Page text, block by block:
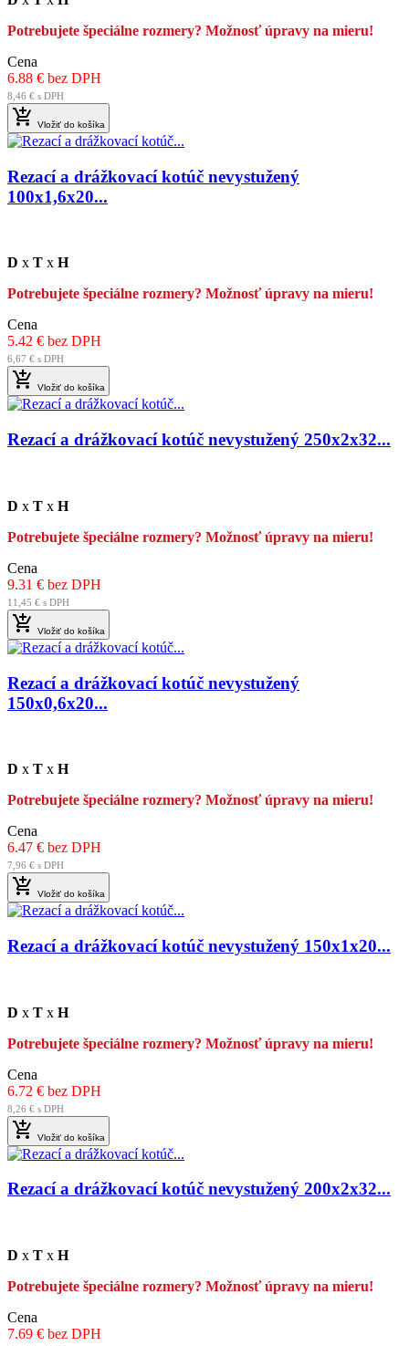
Potrebujete špeciálne rozmery? Možnosť úpravy na mieru!
Cena
6.88 € bez DPH
8,46 € s DPH
 Vložiť do košíka
Rezací a drážkovací kotúč nevystužený
100x1,6x20...
D x T x H
Potrebujete špeciálne rozmery? Možnosť úpravy na mieru!
Cena
5.42 € bez DPH
6,67 € s DPH
 Vložiť do košíka
Rezací a drážkovací kotúč nevystužený 250x2x32...
D x T x H
Potrebujete špeciálne rozmery? Možnosť úpravy na mieru!
Cena
9.31 € bez DPH
11,45 € s DPH
 Vložiť do košíka
Rezací a drážkovací kotúč nevystužený
150x0,6x20...
D x T x H
Potrebujete špeciálne rozmery? Možnosť úpravy na mieru!
Cena
6.47 € bez DPH
7,96 € s DPH
 Vložiť do košíka
Rezací a drážkovací kotúč nevystužený 150x1x20...
D x T x H
Potrebujete špeciálne rozmery? Možnosť úpravy na mieru!
Cena
6.72 € bez DPH
8,26 € s DPH
 Vložiť do košíka
Rezací a drážkovací kotúč nevystužený 200x2x32...
D x T x H
Potrebujete špeciálne rozmery? Možnosť úpravy na mieru!
Cena
7.69 € bez DPH